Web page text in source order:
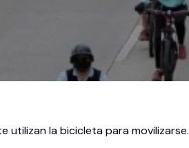
utilizan la bicicleta para movilizarse.